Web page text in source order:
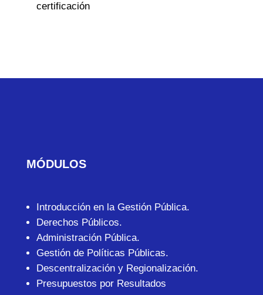
certificación
MÓDULOS
Introducción en la Gestión Pública.
Derechos Públicos.
Administración Pública.
Gestión de Políticas Públicas.
Descentralización y Regionalización.
Presupuestos por Resultados